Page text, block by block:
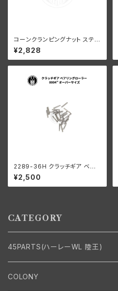
コーンクランピングナット ステア
リングダンパーなし 1936-48
年 EL FL UL クローム
¥2,828
2289-36H クラッチギア ベア
リングローラー 0006" オーバ
ーサイズ 44個 ハーレーダビッ
ドソン
¥2,500
CATEGORY
45PARTS(ハーレーWL 陸王)
エンジン
COLONY